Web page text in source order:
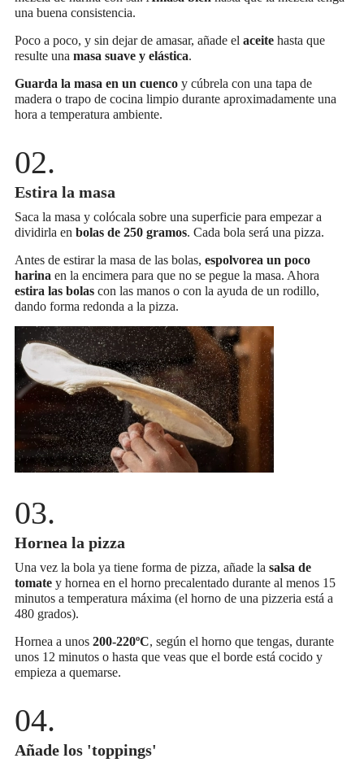
una buena consistencia.
Poco a poco, y sin dejar de amasar, añade el aceite hasta que
resulte una masa suave y elástica.
Guarda la masa en un cuenco y cúbrela con una tapa de
madera o trapo de cocina limpio durante aproximadamente una
hora a temperatura ambiente.
Estira la masa
Saca la masa y colócala sobre una superficie para empezar a
dividirla en bolas de 250 gramos. Cada bola será una pizza.
Antes de estirar la masa de las bolas, espolvorea un poco
harina en la encimera para que no se pegue la masa. Ahora
estira las bolas con las manos o con la ayuda de un rodillo,
dando forma redonda a la pizza.
Hornea la pizza
Una vez la bola ya tiene forma de pizza, añade la salsa de
tomate y hornea en el horno precalentado durante al menos 15
minutos a temperatura máxima (el horno de una pizzeria está a
480 grados).
Hornea a unos 200-220ºC, según el horno que tengas, durante
unos 12 minutos o hasta que veas que el borde está cocido y
empieza a quemarse.
Añade los 'toppings'